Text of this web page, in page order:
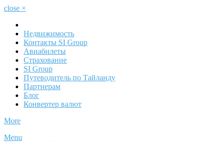
close ×
Недвижимость
Контакты SI Group
Авиабилеты
Страхование
SI Group
Путеводитель по Тайланду
Партнерам
Блог
Конвертер валют
More
Menu